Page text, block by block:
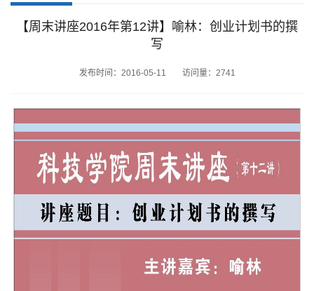
【周末讲座2016年第12讲】喻林：创业计划书的撰
写
发布时间：2016-05-11 访问量： 2741